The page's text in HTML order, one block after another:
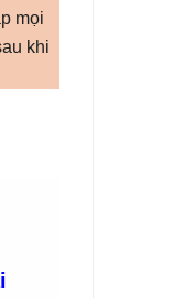
mọi
khi